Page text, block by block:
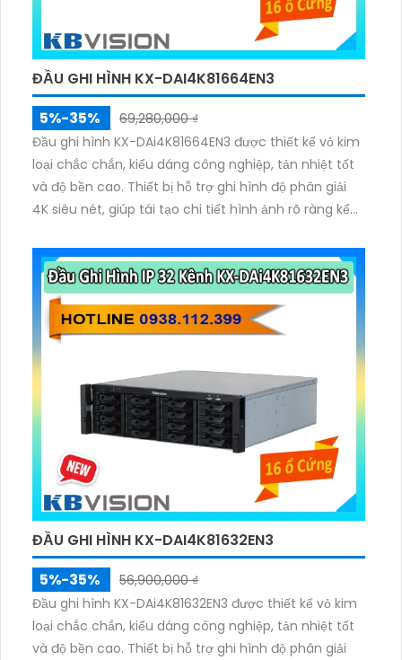
ĐẦU GHI HÌNH KX-DAI4K81664EN3
5%-35%
69,280,000 ₫
Đầu ghi hình KX-DAi4K81664EN3 được thiết kế vỏ kim
loại chắc chắn, kiểu dáng công nghiệp, tản nhiệt tốt
và độ bền cao. Thiết bị hỗ trợ ghi hình độ phân giải
4K siêu nét, giúp tái tạo chi tiết hình ảnh rõ ràng kể
ĐẦU GHI HÌNH KX-DAI4K81632EN3
5%-35%
56,900,000 ₫
Đầu ghi hình KX-DAi4K81632EN3 được thiết kế vỏ kim
loại chắc chắn, kiểu dáng công nghiệp, tản nhiệt tốt
và độ bền cao. Thiết bị hỗ trợ ghi hình độ phân giải